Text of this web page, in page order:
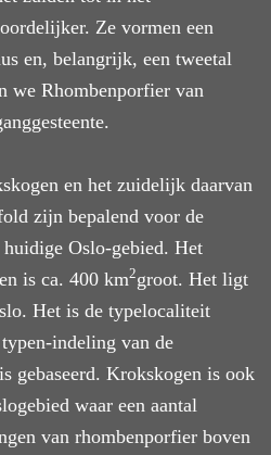
Ze vormen een
en, belangrijk, een tweetal
we Rhombenporfier van
en het zuidelijk daarvan
zijn bepalend voor de
Oslo-gebied. Het
is ca. 400 km2groot. Het ligt
Het is de typelocaliteit
indeling van de
gebaseerd. Krokskogen is ook
waar een aantal
van rhombenporfier boven